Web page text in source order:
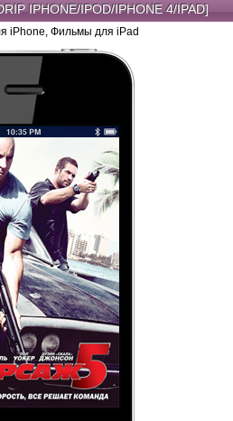
IPHONE/IPOD/IPHONE 4/IPAD]
iPhone, Фильмы для iPad